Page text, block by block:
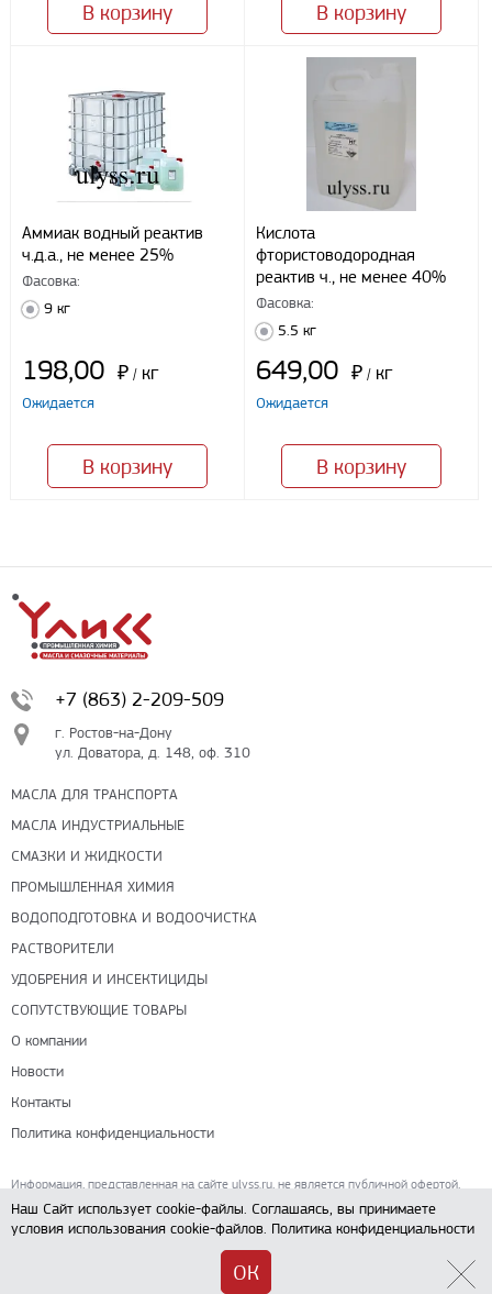
Отправить
В корзину В корзину
Аммиак водный реактив
ч.д.а., не менее 25%
Фасовка:
9 кг
198,00 ₽ / кг
Ожидается
В корзину
Кислота
фтористоводородная
реактив ч., не менее 40%
Фасовка:
5.5 кг
649,00 ₽ / кг
Ожидается
В корзину
+7 (863) 2-209-509
г. Ростов-на-Дону
ул. Доватора, д. 148, оф. 310
МАСЛА ДЛЯ ТРАНСПОРТА
МАСЛА ИНДУСТРИАЛЬНЫЕ
СМАЗКИ И ЖИДКОСТИ
ПРОМЫШЛЕННАЯ ХИМИЯ
ВОДОПОДГОТОВКА И ВОДООЧИСТКА
РАСТВОРИТЕЛИ
УДОБРЕНИЯ И ИНСЕКТИЦИДЫ
СОПУТСТВУЮЩИЕ ТОВАРЫ
О компании
Новости
Контакты
Политика конфиденциальности
Информация, представленная на сайте ulyss.ru, не является публичной офертой,
определяемой положениями ч. 2 ст. 437 Гражданского кодекса РФ.
Разработка сайта — «Askaron Systems»
Наш Сайт использует cookie-файлы. Соглашаясь, вы принимаете
условия использования cookie-файлов. Политика конфиденциальности
ОК